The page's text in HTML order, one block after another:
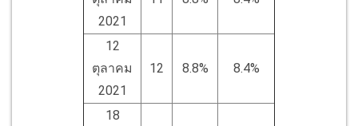
2021
12
ตุลาคม
2021
12 8.8% 8.4%
18